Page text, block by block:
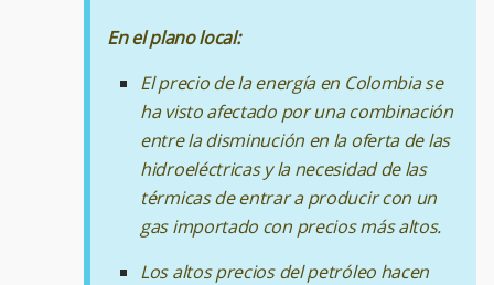
En el plano local:
El precio de la energía en Colombia se
ha visto afectado por una combinación
entre la disminución en la oferta de las
hidroeléctricas y la necesidad de las
térmicas de entrar a producir con un
gas importado con precios más altos.
Los altos precios del petróleo hacen